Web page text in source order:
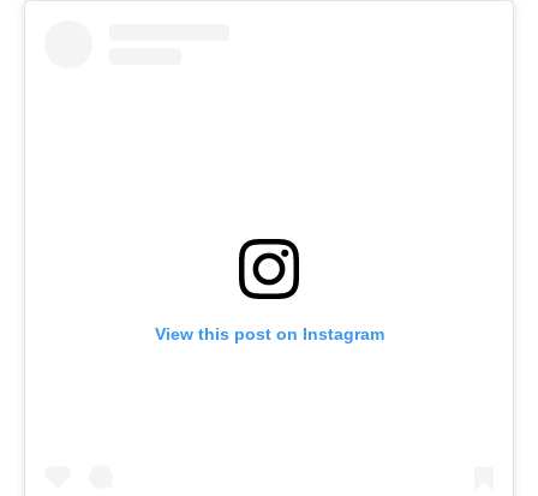
View this post on Instagram